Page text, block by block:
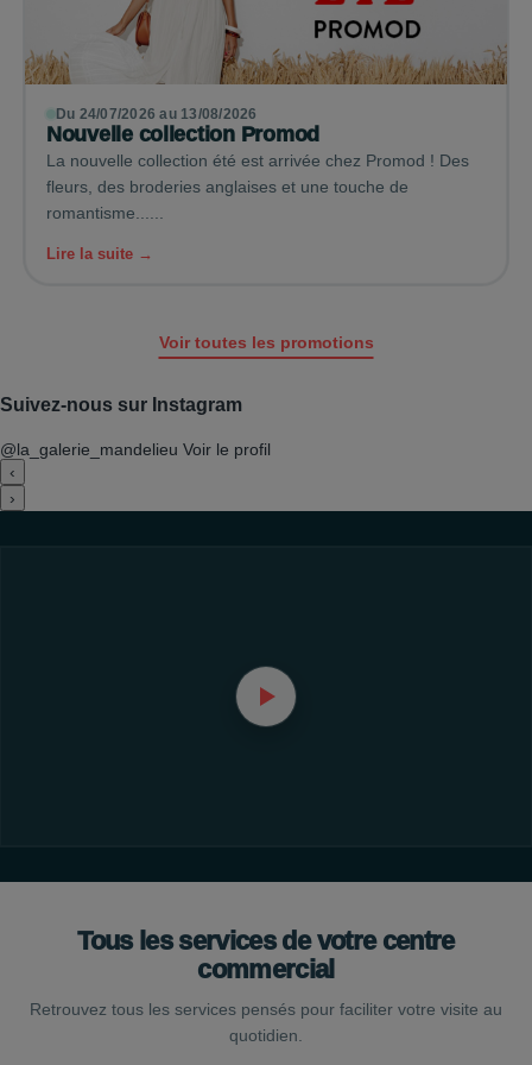
Du 24/07/2026 au 13/08/2026
Nouvelle collection Promod
La nouvelle collection été est arrivée chez Promod ! Des
fleurs, des broderies anglaises et une touche de
romantisme......
Lire la suite →
Voir toutes les promotions
Suivez-nous sur Instagram
@la_galerie_mandelieu Voir le profil
‹
›
Tous les services de votre centre
commercial
Retrouvez tous les services pensés pour faciliter votre visite au
quotidien.